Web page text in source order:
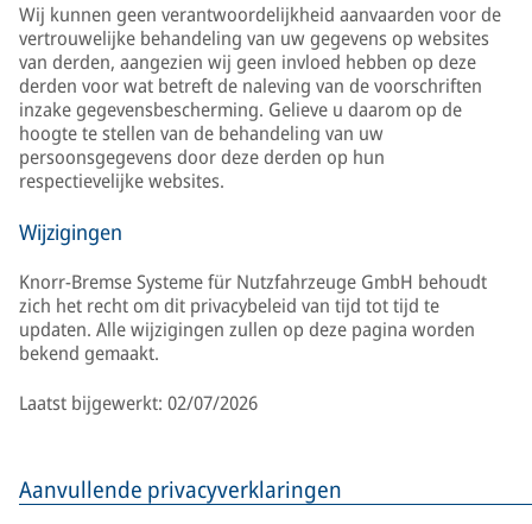
Wij kunnen geen verantwoordelijkheid aanvaarden voor de
vertrouwelijke behandeling van uw gegevens op websites
van derden, aangezien wij geen invloed hebben op deze
derden voor wat betreft de naleving van de voorschriften
inzake gegevensbescherming. Gelieve u daarom op de
hoogte te stellen van de behandeling van uw
persoonsgegevens door deze derden op hun
respectievelijke websites.
Wijzigingen
Knorr-Bremse Systeme für Nutzfahrzeuge GmbH behoudt
zich het recht om dit privacybeleid van tijd tot tijd te
updaten. Alle wijzigingen zullen op deze pagina worden
bekend gemaakt.
Laatst bijgewerkt: 02/07/2026
Aanvullende privacyverklaringen